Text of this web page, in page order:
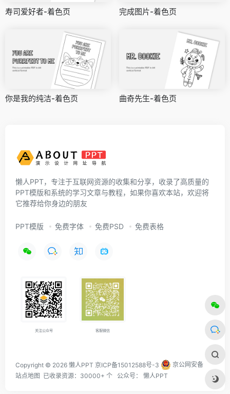
寿司爱好者-着色页 完成图片-着色页
你是我的纯洁-着色页 曲奇先生-着色页
懒人PPT，专注于互联网资源的收集和分享，收录了高质量的
PPT模版和系统的学习文章与教程，如果你喜欢本站，欢迎将
它推荐给你身边的朋友
PPT模版 免费字体 免费PSD 免费表格
关注公众号 客服微信
Copyright © 2026 懒人PPT 京ICP备15012588号-3
京公网安备
站点地图 已收录资源：30000+ 个 公众号： 懒人PPT